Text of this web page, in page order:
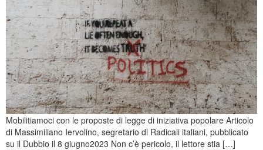
Mobilitiamoci con le proposte di legge di iniziativa popolare Articolo
di Massimiliano Iervolino, segretario di Radicali italiani, pubblicato
su il Dubbio il 8 giugno2023 Non c’è pericolo, il lettore stia […]